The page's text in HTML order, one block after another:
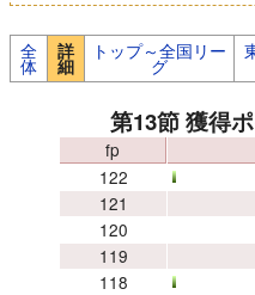
全
体
詳
細
トップ～全国リー
グ
第13節 獲得
fp
122
121
120
119
118